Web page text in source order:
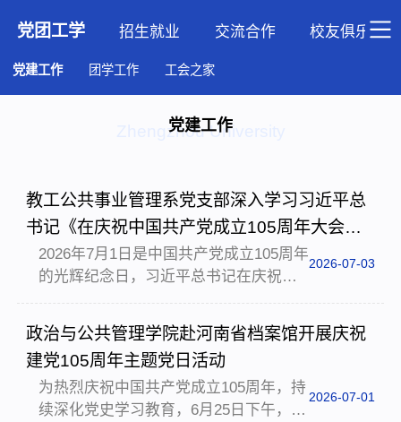
党团工学 招生就业 交流合作 校友俱乐部
党建工作 团学工作 工会之家
党建工作
Zhengzhou University
教工公共事业管理系党支部深入学习习近平总
书记《在庆祝中国共产党成立105周年大会上
的讲话》
2026年7月1日是中国共产党成立105周年
的光辉纪念日，习近平总书记在庆祝大
年来的奋斗征程，深刻阐释了百年大党
永葆生机活力的内在逻辑，对新征程全
体党员奋进强国建设、民族复兴伟业作
出了系统部署、提出了明确要求。当日
下午，教工公共事业管理系党支部第一
2026-07-03
政治与公共管理学院赴河南省档案馆开展庆祝
建党105周年主题党日活动
为热烈庆祝中国共产党成立105周年，持
续深化党史学习教育，6月25日下午，郑
2026-07-01